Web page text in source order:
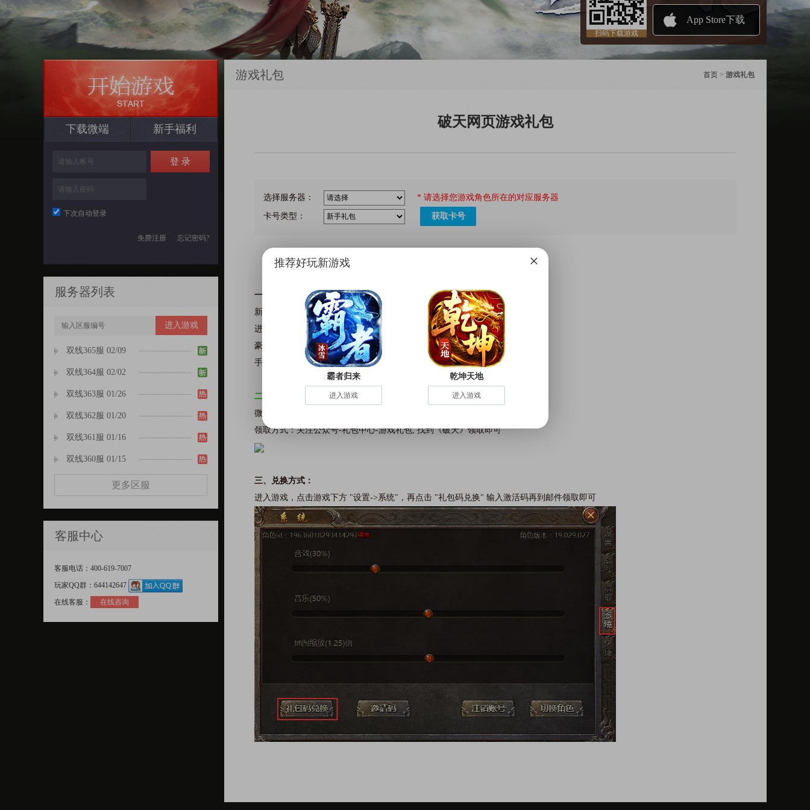
扫码下载游戏
App Store下载
下载微端 新手福利
下次自动登录
免费注册 忘记密码?
服务器列表
进入游戏
双线365服 02/09
双线364服 02/02
双线363服 01/26
双线362服 01/20
双线361服 01/16
双线360服 01/15
更多区服
客服中心
客服电话：400-619-7007
玩家QQ群：644142647
在线客服：
在线咨询
首页 > 游戏礼包
游戏礼包
破天网页游戏礼包
选择服务器： * 请选择您游戏角色所在的对应服务器
卡号类型：
一、礼包内容：
新手礼包内容：灵符绑*5000、百年异兽丹*100、千年异兽丹*10
进阶礼包内容：灵符绑*10000、赤晶石*200、兽魂强化石*200
豪华礼包内容：灵符绑*50000、万灵残卷*30、仙玉*50000
手机礼包内容：灵符绑*30000、万灵残卷*30、仙玉*30000
二、关注官方微信领取微信礼包：
微信礼包内容：灵符绑*50000、灵力*10000、仙玉*50000
领取方式：关注公众号-礼包中心-游戏礼包, 找到《破天》领取即可
三、兑换方式：
进入游戏，点击游戏下方 "设置->系统"，再点击 "礼包码兑换" 输入激活码再到邮件领取即可
推荐好玩新游戏
霸者归来
进入游戏
乾坤天地
进入游戏